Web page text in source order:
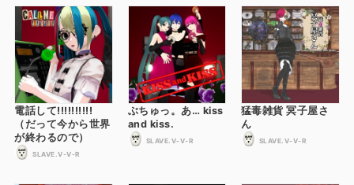
電話して!!!!!!!!!!
（だって今から世界
が終わるので）
SLAVE.V-V-R
ぶちゅっ。あ… kiss
and kiss.
SLAVE.V-V-R
猛毒雑貨 冥子屋さ
ん
SLAVE.V-V-R